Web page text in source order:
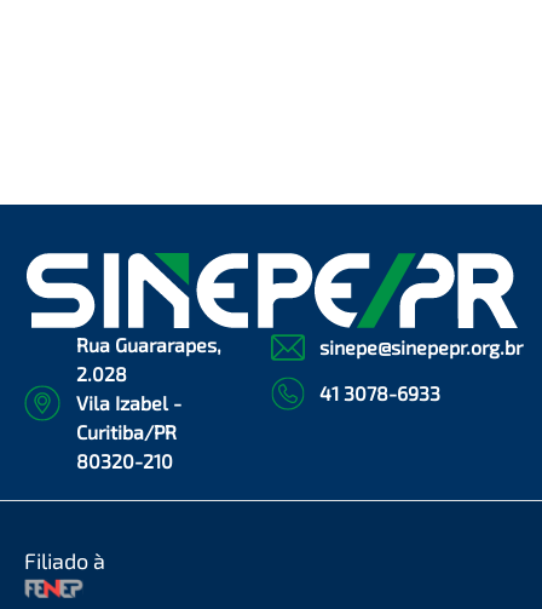
Rua Guararapes,
2.028
Vila Izabel -
Curitiba/PR
80320-210
sinepe@sinepepr.org.br
41 3078-6933
Filiado à